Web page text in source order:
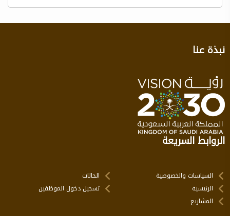
نبذة عنا
الروابط السريعة
السياسات والخصوصية
الرئيسية
المشاريع
الحالات
تسجيل دخول الموظفين